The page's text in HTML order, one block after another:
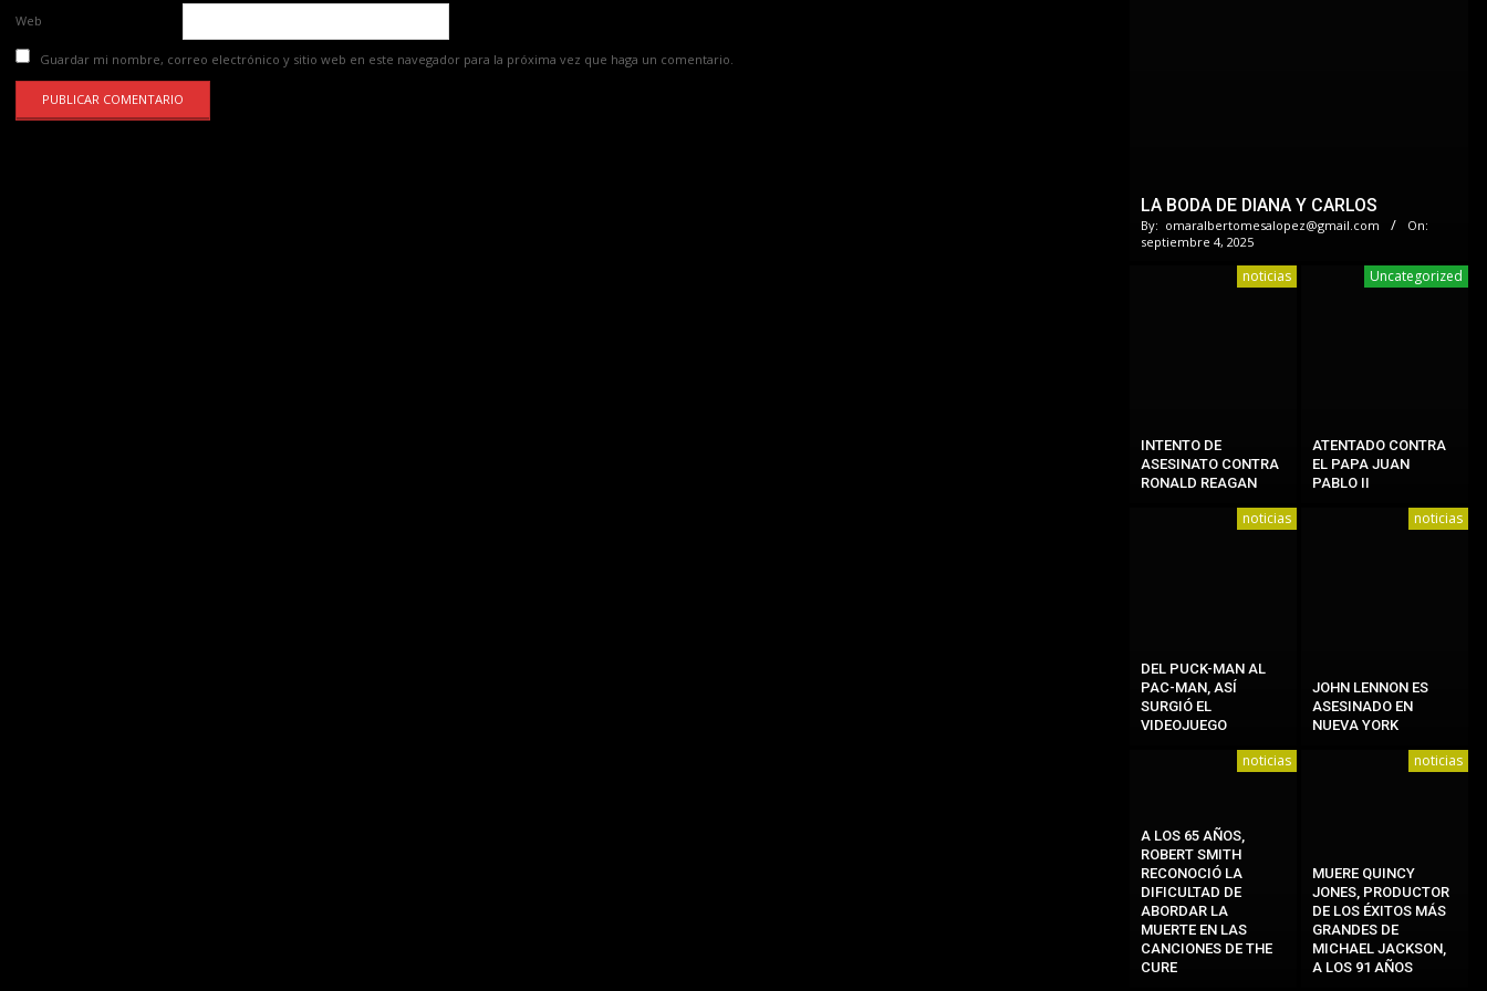
Web
Guardar mi nombre, correo electrónico y sitio web en este navegador para la próxima vez que haga un comentario.
LA BODA DE DIANA Y CARLOS
By: omaralbertomesalopez@gmail.com
On:
septiembre 4, 2025
noticias
INTENTO DE
ASESINATO CONTRA
RONALD REAGAN
Uncategorized
ATENTADO CONTRA
EL PAPA JUAN
PABLO II
noticias
DEL PUCK-MAN AL
PAC-MAN, ASÍ
SURGIÓ EL
VIDEOJUEGO
noticias
JOHN LENNON ES
ASESINADO EN
NUEVA YORK
noticias
A LOS 65 AÑOS,
ROBERT SMITH
RECONOCIÓ LA
DIFICULTAD DE
ABORDAR LA
MUERTE EN LAS
CANCIONES DE THE
CURE
noticias
MUERE QUINCY
JONES, PRODUCTOR
DE LOS ÉXITOS MÁS
GRANDES DE
MICHAEL JACKSON,
A LOS 91 AÑOS